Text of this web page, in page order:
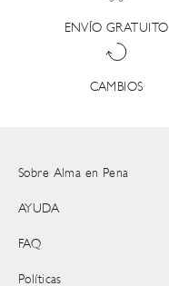
ENVÍO GRATUITO
CAMBIOS
Sobre Alma en Pena
AYUDA
FAQ
Políticas